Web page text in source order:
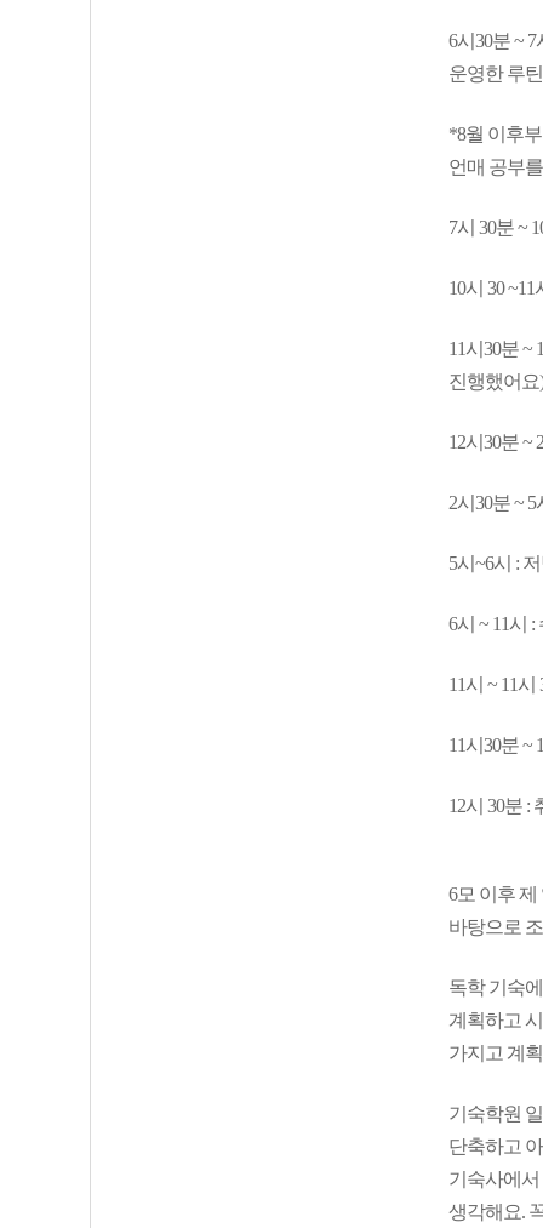
6시30분 ~
운영한 루
*8월 이후
언매 공부
7시 30분 ~
10시 30
11시30분 ~
진행했어요)
12시30분 ~
2시30분 ~
5시~6시 :
6시 ~ 11시
11시 ~ 11시
11시30분 ~
12시 30분 :
6모 이후
바탕으로
독학 기숙
계획하고
가지고 계
기숙학원
단축하고
기숙사에
생각해요.